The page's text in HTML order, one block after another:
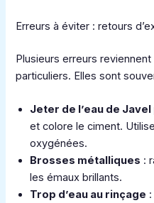
Erreurs à éviter : retours
Plusieurs erreurs
particuliers. Elles sont
Jeter de l’eau de Javel
et colore le ciment.
oxygénées.
Brosses métalliques :
les émaux brillants.
Trop d’eau au rinçage